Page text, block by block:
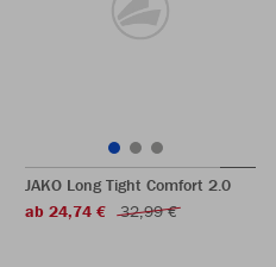
JAKO Long Tight Comfort 2.0
ab 24,74 €
32,99 €